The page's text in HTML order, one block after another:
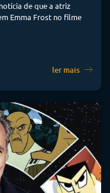
de que a atriz
Emma Frost no filme
ler mais